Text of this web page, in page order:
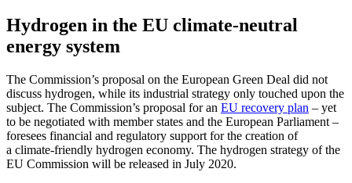
Hydrogen in the EU climate-neutral
energy system
The Commission’s proposal on the Euro­pean Green Deal did not
discuss hydrogen, while its industrial strategy only touched upon the
subject. The Commission’s pro­posal for an EU recovery plan – yet
to be negotiated with member states and the European Parliament –
foresees financial and regulatory support for the creation of
a climate-friendly hydrogen economy. The hydrogen strategy of the
EU Commission will be released in July 2020.